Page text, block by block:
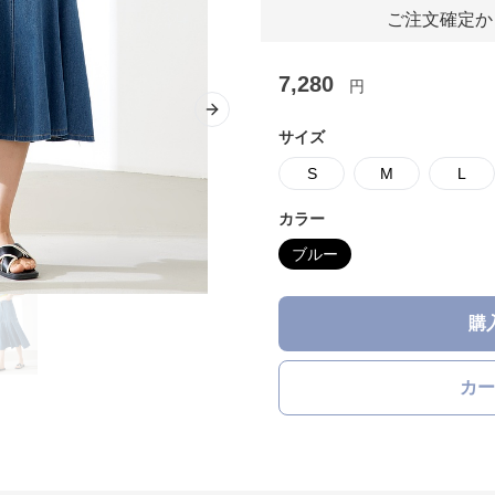
Next slide
ご注文確定
7,280 円
サイズ
S M L
カラー
ブルー
購
カ